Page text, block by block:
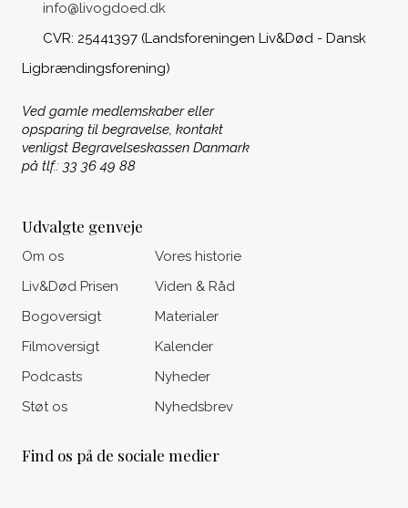
info@livogdoed.dk
CVR: 25441397 (Landsforeningen Liv&Død - Dansk
Ligbrændingsforening)
Ved gamle medlemskaber eller
opsparing til begravelse, kontakt
venligst Begravelseskassen Danmark
på tlf.: 33 36 49 88
Udvalgte genveje
Om os
Liv&Død Prisen
Bogoversigt
Filmoversigt
Podcasts
Støt os
Vores historie
Viden & Råd
Materialer
Kalender
Nyheder
Nyhedsbrev
Find os på de sociale medier